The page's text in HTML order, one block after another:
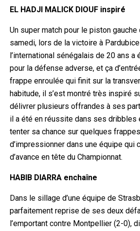
EL HADJI MALICK DIOUF inspiré
Un super match pour le piston gauche
samedi, lors de la victoire à
l’international sénégalais de 20 ans a
pour la défense adverse, et ça
frappe enroulée qui finit sur la
habitude, il s’est montré très inspiré
délivrer plusieurs offrandes à ses
il a été en réussite dans ses dribbles
tenter sa chance sur quelques
d’impressionner dans une équipe qui
d’avance en tête du Championnat.
HABIB DIARRA enchaîne
Dans le sillage d’une équipe de
parfaitement reprise de ses deux
l’emportant contre Montpellier (2-0),